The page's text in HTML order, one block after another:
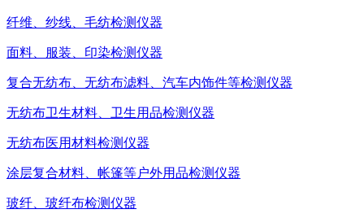
纤维、纱线、毛纺检测仪器
面料、服装、印染检测仪器
复合无纺布、无纺布滤料、汽车内饰件等检测仪器
无纺布卫生材料、卫生用品检测仪器
无纺布医用材料检测仪器
涂层复合材料、帐篷等户外用品检测仪器
玻纤、玻纤布检测仪器